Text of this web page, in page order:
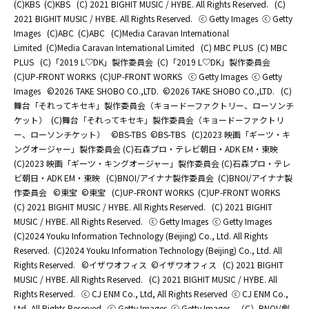
(C)KBS (C)KBS (C) 2021 BIGHIT MUSIC / HYBE. All Rights Reserved. (C)
2021 BIGHIT MUSIC / HYBE. All Rights Reserved. ⓒ Getty Images ⓒ Getty
Images (C)ABC (C)ABC (C)Media Caravan International
Limited (C)Media Caravan International Limited (C) MBC PLUS (C) MBC
PLUS (C)「2019 L♡DK」製作委員会 (C)「2019 L♡DK」製作委員会
(C)UP-FRONT WORKS (C)UP-FRONT WORKS ⓒ Getty Images ⓒ Getty
Images ©2026 TAKE SHOBO CO.,LTD. ©2026 TAKE SHOBO CO.,LTD. (C)
舞台「それってキセキ」製作委員会（キョードーファクトリー、ローソンチ
ケット）
(C)舞台「それってキセキ」製作委員会（キョードーファクトリ
ー、ローソンチケット）
©BS-TBS ©BS-TBS (C)2023 映画「ギーツ・キ
ングオージャー」製作委員会 (C)石森プロ・テレビ朝日・ADK EM・東映
(C)2023 映画「ギーツ・キングオージャー」製作委員会 (C)石森プロ・テレ
ビ朝日・ADK EM・東映 (C)BNOI/アイナナ製作委員会 (C)BNOI/アイナナ製
作委員会 ©東宝 ©東宝 (C)UP-FRONT WORKS (C)UP-FRONT WORKS
(C) 2021 BIGHIT MUSIC / HYBE. All Rights Reserved. (C) 2021 BIGHIT
MUSIC / HYBE. All Rights Reserved. ⓒ Getty Images ⓒ Getty Images
(C)2024 Youku Information Technology (Beijing) Co., Ltd. All Rights
Reserved. (C)2024 Youku Information Technology (Beijing) Co., Ltd. All
Rights Reserved. ©イザワオフィス ©イザワオフィス (C) 2021 BIGHIT
MUSIC / HYBE. All Rights Reserved. (C) 2021 BIGHIT MUSIC / HYBE. All
Rights Reserved. ⓒ CJ ENM Co., Ltd, All Rights Reserved ⓒ CJ ENM Co.,